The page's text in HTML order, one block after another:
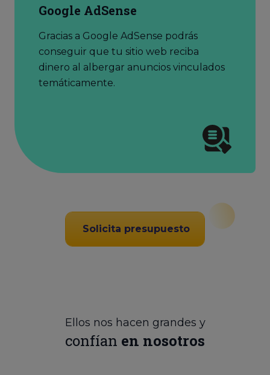
Google AdSense
Gracias a Google AdSense podrás
conseguir que tu sitio web reciba
dinero al albergar anuncios vinculados
temáticamente.
Solicita presupuesto
Ellos nos hacen grandes y
confían en nosotros